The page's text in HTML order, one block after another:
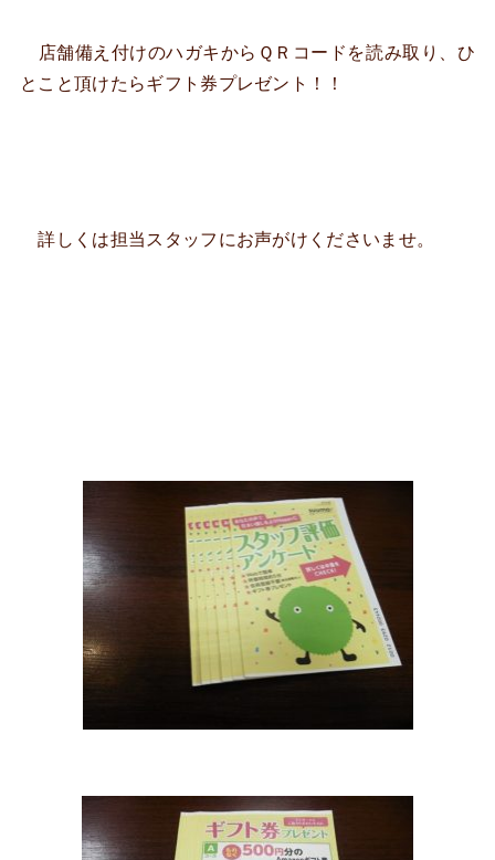
店舗備え付けのハガキからＱＲコードを読み取り、ひ
とこと頂けたらギフト券プレゼント！！
詳しくは担当スタッフにお声がけくださいませ。